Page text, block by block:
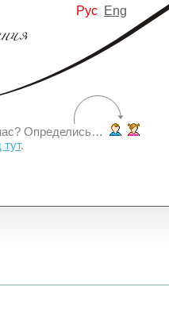
Рус Eng
Определись…
тут.